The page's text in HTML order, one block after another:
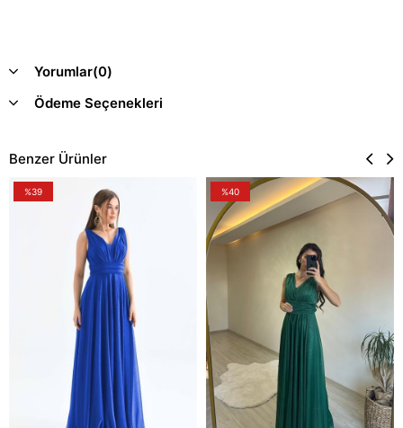
Yorumlar(0)
Ödeme Seçenekleri
Benzer Ürünler
%39 %40